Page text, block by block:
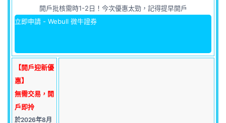
開戶批核需時1-2日！今次優惠太勁，記得提早開戶
立即申請 - Webull 微牛證券
【開戶迎新優
惠】
無需交易，開
戶即拎
於2026年8月